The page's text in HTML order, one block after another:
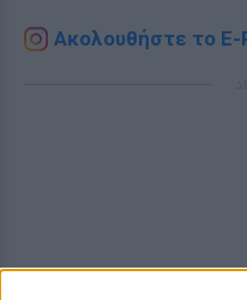
Ακολουθήστε το E-